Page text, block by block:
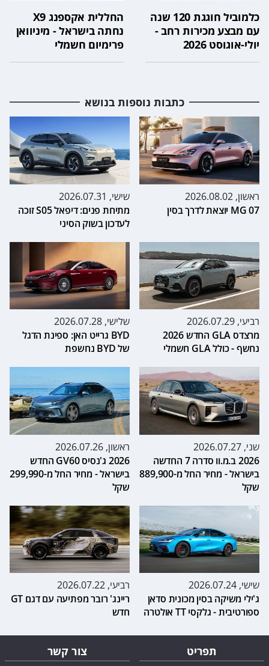
כלמוביל חוגגת 120 שנה
עם מבצע מכירות רחב -
יולי-אוגוסט 2026
החללית אקספנג X9
נחתה בישראל - מיניוואן
פרימיום חשמלי
כתבות נוספות בנושא
ראשון, 2026.08.02
MG 07 יוצאת לדרך בסין
שישי, 2026.07.31
מתיחת פנים: דיפאל S05 זוכה
לעדכון בשוק הסיני
רביעי, 2026.07.29
מרצדס GLA החדש 2026
נחשף - כולל GLA חשמלי
שלישי, 2026.07.28
BYD גרייט האן: ספינת הדגל
של BYD נחשפת
שני, 2026.07.27
2026 ב.מ.וו סדרה 7 החדשה
בישראל - מחיר החל מ-889,900
שקל
ראשון, 2026.07.26
2026 ג'נסיס GV60 החדש
בישראל - מחיר החל מ-299,990
שקל
שישי, 2026.07.24
ג'ילי משיקה בסין מכונית סדאן
ספורטיבית - גלקסי TT אולטרה
רביעי, 2026.07.22
ריינג' רובר מפתיעה עם דגם GT
חדש
תפריט צור קשר